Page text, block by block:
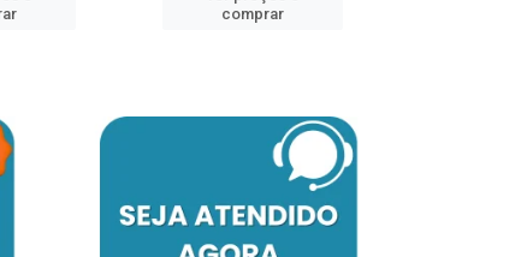
comprar